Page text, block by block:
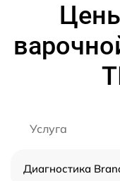
Услуга
Диагностика